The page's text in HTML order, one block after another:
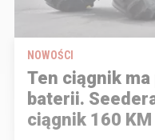
NOWOŚCI
Ten ciągnik
baterii.
ciągnik 160 KM